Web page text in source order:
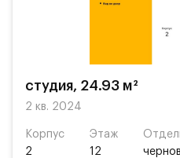
студия, 24.93 м²
2 кв. 2024
Корпус
2
Этаж
12